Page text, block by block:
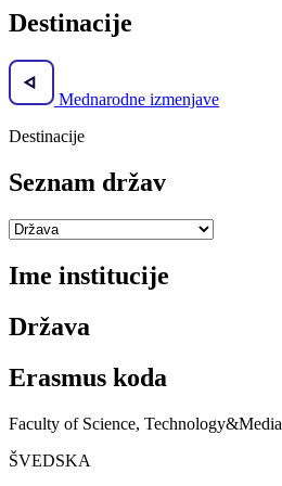
Destinacije
Mednarodne izmenjave
Destinacije
Seznam držav
Ime institucije
Država
Erasmus koda
Faculty of Science, Technology&Media
ŠVEDSKA